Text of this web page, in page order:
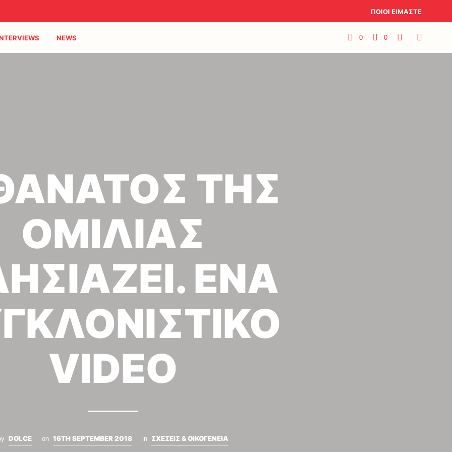
ΠΟΙΟΙ ΕΙΜΑΣΤΕ
NEWS 0 0
ΤΗΣ
ΟΜΙΛΙΑΣ
ΕΝΑ
VIDEO
DOLCE on 16TH SEPTEMBER 2018 in ΣΧΕΣΕΙΣ & ΟΙΚΟΓΕΝΕΙΑ